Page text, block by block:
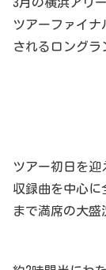
ツアーファイナ
されるロングラ
ツアー初日を迎
収録曲を中心に
まで満席の大盛